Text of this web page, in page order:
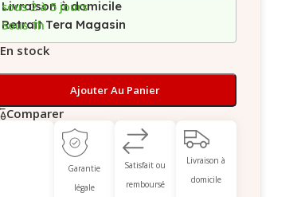
Livraison à domicile
sous 2 à 5 jours
Retrait Tera Magasin
Sous 1h
En stock
Ajouter Au Panier
Comparer
Garantie
légale
Satisfait ou
remboursé
Livraison à
domicile